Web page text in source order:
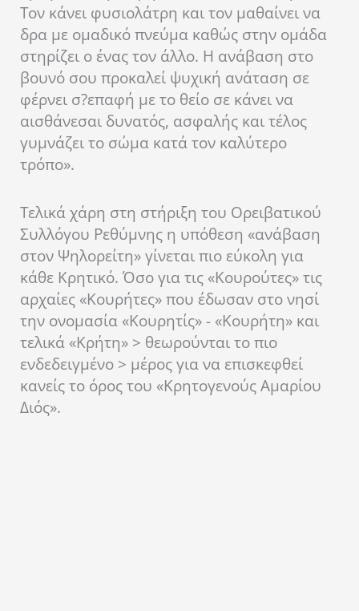
Τον κάνει φυσιολάτρη και τον μαθαίνει να
δρα με ομαδικό πνεύμα καθώς στην ομάδα
στηρίζει ο ένας τον άλλο. Η ανάβαση στο
βουνό σου προκαλεί ψυχική ανάταση σε
φέρνει σ?επαφή με το θείο σε κάνει να
αισθάνεσαι δυνατός, ασφαλής και τέλος
γυμνάζει το σώμα κατά τον καλύτερο
τρόπο».
Τελικά χάρη στη στήριξη του Ορειβατικού
Συλλόγου Ρεθύμνης η υπόθεση «ανάβαση
στον Ψηλορείτη» γίνεται πιο εύκολη για
κάθε Κρητικό. Όσο για τις «Κουρούτες» τις
αρχαίες «Κουρήτες» που έδωσαν στο νησί
την ονομασία «Κουρητίς» - «Κουρήτη» και
τελικά «Κρήτη» > θεωρούνται το πιο
ενδεδειγμένο > μέρος για να επισκεφθεί
κανείς το όρος του «Κρητογενούς Αμαρίου
Διός».